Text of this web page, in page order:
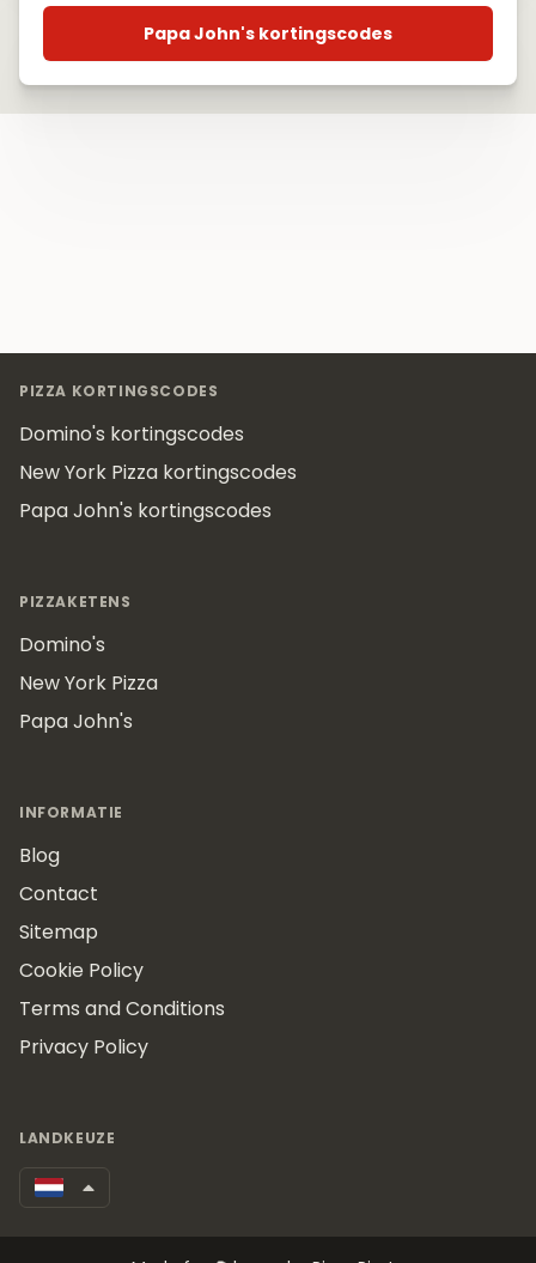
Papa John's kortingscodes
PIZZA KORTINGSCODES
Domino's kortingscodes
New York Pizza kortingscodes
Papa John's kortingscodes
PIZZAKETENS
Domino's
New York Pizza
Papa John's
INFORMATIE
Blog
Contact
Sitemap
Cookie Policy
Terms and Conditions
Privacy Policy
LANDKEUZE